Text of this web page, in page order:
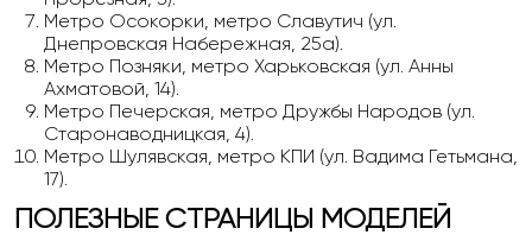
Метро Осокорки, метро Славутич (ул.
Днепровская Набережная, 25а).
Метро Позняки, метро Харьковская (ул. Анны
Ахматовой, 14).
Метро Печерская, метро Дружбы Народов (ул.
Старонаводницкая, 4).
Метро Шулявская, метро КПИ (ул. Вадима Гетьмана,
17).
ПОЛЕЗНЫЕ СТРАНИЦЫ МОДЕЛЕЙ